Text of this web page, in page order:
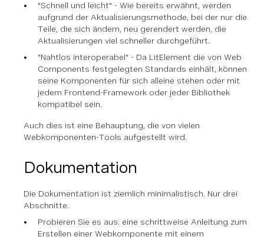
"Schnell und leicht" - Wie bereits erwähnt, werden
aufgrund der Aktualisierungsmethode, bei der nur die
Teile, die sich ändern, neu gerendert werden, die
Aktualisierungen viel schneller durchgeführt.
"Nahtlos interoperabel" - Da LitElement die von Web
Components festgelegten Standards einhält, können
seine Komponenten für sich alleine stehen oder mit
jedem Frontend-Framework oder jeder Bibliothek
kompatibel sein.
Auch dies ist eine Behauptung, die von vielen
Webkomponenten-Tools aufgestellt wird.
Dokumentation
Die Dokumentation ist ziemlich minimalistisch. Nur drei
Abschnitte.
Probieren Sie es aus: eine schrittweise Anleitung zum
Erstellen einer Webkomponente mit einem